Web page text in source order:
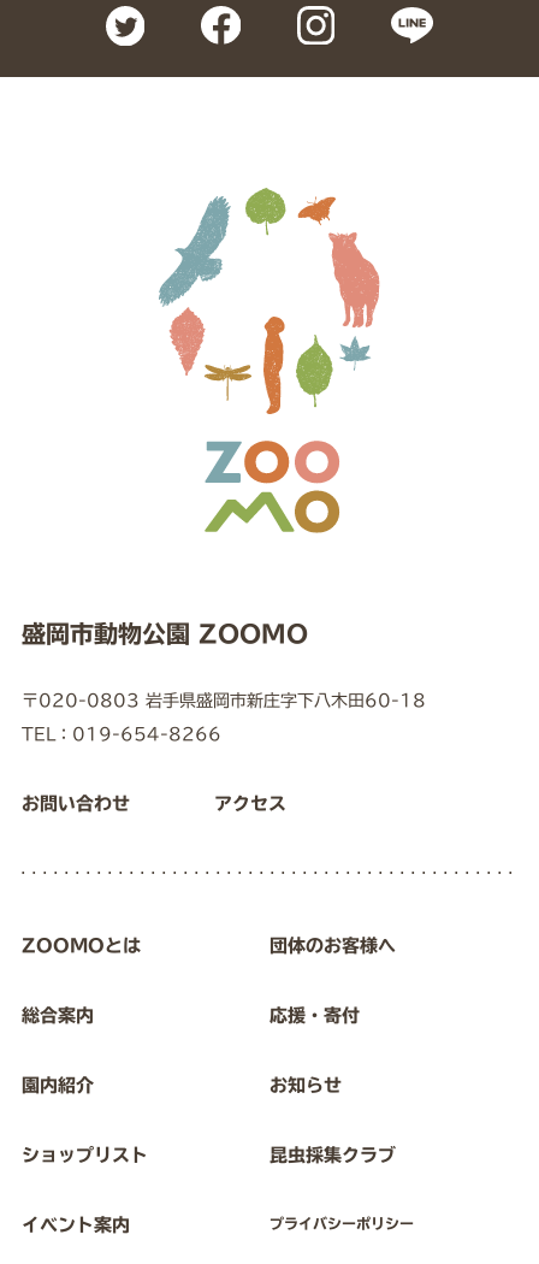
盛岡市動物公園 ZOOMO
〒020-0803 岩手県盛岡市新庄字下八木田60-18
TEL：019-654-8266
お問い合わせ アクセス
ZOOMOとは
総合案内
園内紹介
ショップリスト
イベント案内
団体のお客様へ
応援・寄付
お知らせ
昆虫採集クラブ
プライバシーポリシー